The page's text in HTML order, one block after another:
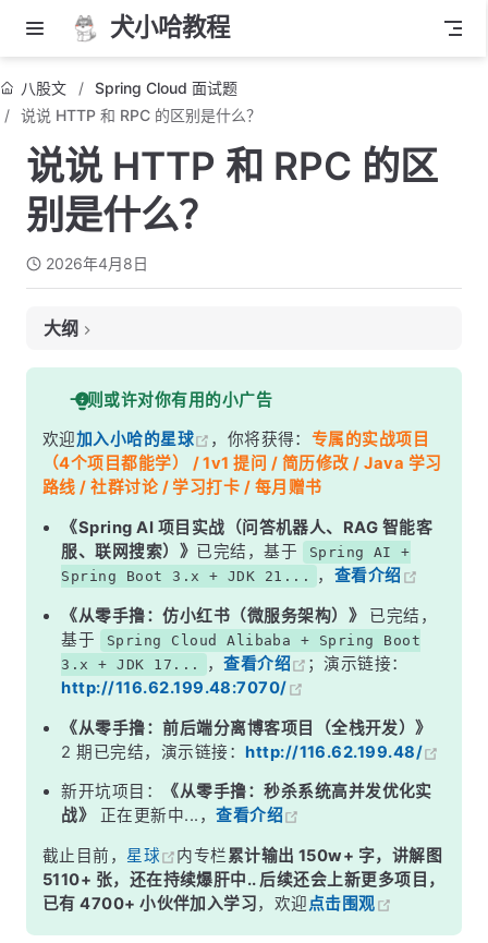
犬小哈教程
八股文
Spring Cloud 面试题
说说 HTTP 和 RPC 的区别是什么？
说说 HTTP 和 RPC 的区
别是什么？
2026年4月8日
大纲
面试考察点
核心答案
深度解析
一、本质区别：协议 vs 思想
二、调用体验对比
三、性能差异分析
五、最佳实践：如何选择？
面试高频追问
记忆口诀
总结
一则或许对你有用的小广告
欢迎加入小哈的星球 ，你将获得： 专属的实战项目
（4个项目都能学） / 1v1 提问 / 简历修改 / Java 学习
路线 / 社群讨论 / 学习打卡 / 每月赠书
《Spring AI 项目实战（问答机器人、RAG 智能客
服、联网搜索）》 已完结，基于
Spring AI +
Spring Boot 3.x + JDK 21...
， 查看介绍
《从零手撸：仿小红书（微服务架构）》
已完结，
基于
Spring Cloud Alibaba + Spring Boot
3.x + JDK 17...
，查看介绍
；演示链接：
http://116.62.199.48:7070/
《从零手撸：前后端分离博客项目（全栈开发）》
2 期已完结，演示链接：http://116.62.199.48/
新开坑项目：
《从零手撸：秒杀系统高并发优化实
战》
正在更新中...，查看介绍
截止目前， 星球 内专栏累计输出 150w+ 字，讲解图
5110+ 张，还在持续爆肝中.. 后续还会上新更多项目，
已有 4700+ 小伙伴加入学习，欢迎点击围观